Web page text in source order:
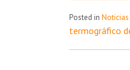
Posted in Noticias
termográfico